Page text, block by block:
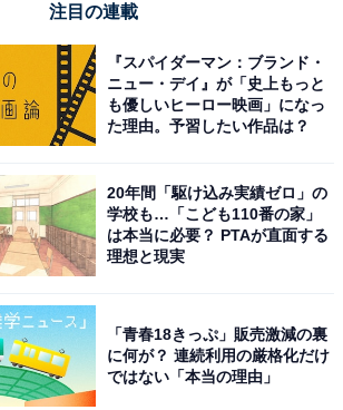
注目の連載
『スパイダーマン：ブランド・
ニュー・デイ』が「史上もっと
も優しいヒーロー映画」になっ
た理由。予習したい作品は？
20年間「駆け込み実績ゼロ」の
学校も…「こども110番の家」
は本当に必要？ PTAが直面する
理想と現実
「青春18きっぷ」販売激減の裏
に何が？ 連続利用の厳格化だけ
ではない「本当の理由」